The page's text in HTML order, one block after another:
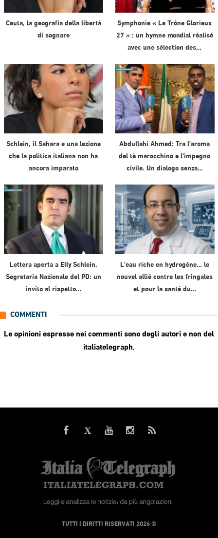
Ceuta, la geografia della libertà
di sognare
Symphonie « Le Trône Glorieux
27 » : un hymne mondial réalisé
avec une sélection des…
Schlein, il Sahara e una lezione
che la politica italiana non ha
ancora imparato
Abdullahi Ahmed: Tra l’aroma
del tè marocchino e l’impegno
civile. Un dialogo senza…
Lettera aperta a Elly Schlein,
Segretaria Nazionale del PD: un
invito al rispetto…
L’eau riche en hydrogène… le
nouvel allié contre les fringales
et pour la santé du…
COMMENTI
Le opinioni espresse nei commenti sono degli autori e non del
italiatelegraph.
© TUTTI I DIRITTI RISERVATI 2026